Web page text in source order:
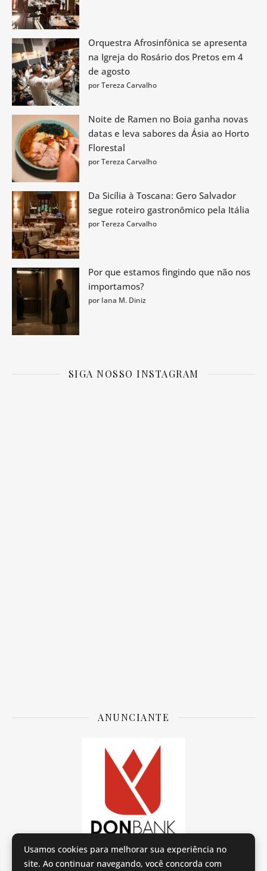
Orquestra Afrosinfônica se apresenta
na Igreja do Rosário dos Pretos em 4
de agosto
por Tereza Carvalho
Noite de Ramen no Boia ganha novas
datas e leva sabores da Ásia ao Horto
Florestal
por Tereza Carvalho
Da Sicília à Toscana: Gero Salvador
segue roteiro gastronômico pela Itália
por Tereza Carvalho
Por que estamos fingindo que não nos
importamos?
por Iana M. Diniz
SIGA NOSSO INSTAGRAM
ANUNCIANTE
Usamos cookies para melhorar sua experiência no
site. Ao continuar navegando, você concorda com